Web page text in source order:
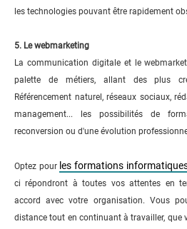
les technologies pouvant être rapidement
5. Le webmarketing
La communication digitale et le
palette de métiers, allant des plus
Référencement naturel, réseaux sociaux,
management... les possibilités de
reconversion ou d'une évolution
Optez pour les formations
ci répondront à toutes vos attentes en
accord avec votre organisation. Vous
distance tout en continuant à travailler, que